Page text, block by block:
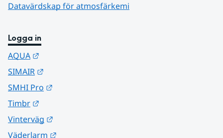
Datavärdskap för atmosfärkemi
Logga in
AQUA
SIMAIR
SMHI Pro
Timbr
Vinterväg
Väderlarm